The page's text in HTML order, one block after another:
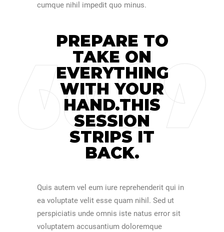
cumque nihil impedit quo minus.
PREPARE TO
TAKE ON
EVERYTHING
WITH YOUR
HAND.THIS
SESSION
STRIPS IT
BACK.
Quis autem vel eum iure reprehenderit qui in
ea voluptate velit esse quam nihil. Sed ut
perspiciatis unde omnis iste natus error sit
voluptatem accusantium doloremque